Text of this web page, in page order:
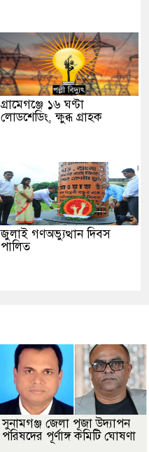
গ্রামেগঞ্জে ১৬ ঘণ্টা
লোডশেডিং, ক্ষুব্ধ গ্রাহক
জুলাই গণঅভ্যুত্থান দিবস
পালিত
সুনামগঞ্জ জেলা পূজা উদ্যাপন
পরিষদের পূর্ণাঙ্গ কমিটি ঘোষণা